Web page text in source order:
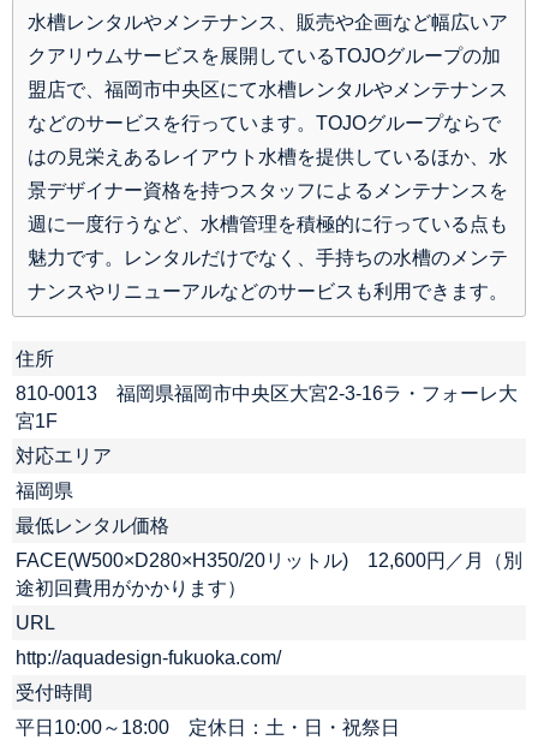
水槽レンタルやメンテナンス、販売や企画など幅広いア
クアリウムサービスを展開しているTOJOグループの加
盟店で、福岡市中央区にて水槽レンタルやメンテナンス
などのサービスを行っています。TOJOグループならで
はの見栄えあるレイアウト水槽を提供しているほか、水
景デザイナー資格を持つスタッフによるメンテナンスを
週に一度行うなど、水槽管理を積極的に行っている点も
魅力です。レンタルだけでなく、手持ちの水槽のメンテ
ナンスやリニューアルなどのサービスも利用できます。
住所
810-0013 福岡県福岡市中央区大宮2-3-16ラ・フォーレ大
宮1F
対応エリア
福岡県
最低レンタル価格
FACE(W500×D280×H350/20リットル) 12,600円／月（別
途初回費用がかかります）
URL
http://aquadesign-fukuoka.com/
受付時間
平日10:00～18:00 定休日：土・日・祝祭日